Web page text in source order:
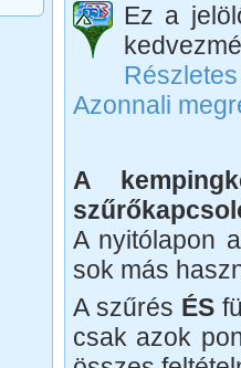
Ez a
Azonnali
A
A nyitólapon
sok más
A szűrés ÉS
csak azok